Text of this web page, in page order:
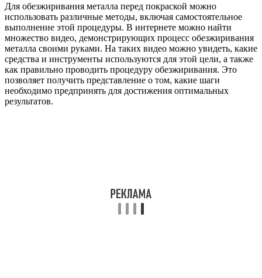
Для обезжиривания металла перед покраской можно
использовать различные методы, включая самостоятельное
выполнение этой процедуры. В интернете можно найти
множество видео, демонстрирующих процесс обезжиривания
металла своими руками. На таких видео можно увидеть, какие
средства и инструменты используются для этой цели, а также
как правильно проводить процедуру обезжиривания. Это
позволяет получить представление о том, какие шаги
необходимо предпринять для достижения оптимальных
результатов.